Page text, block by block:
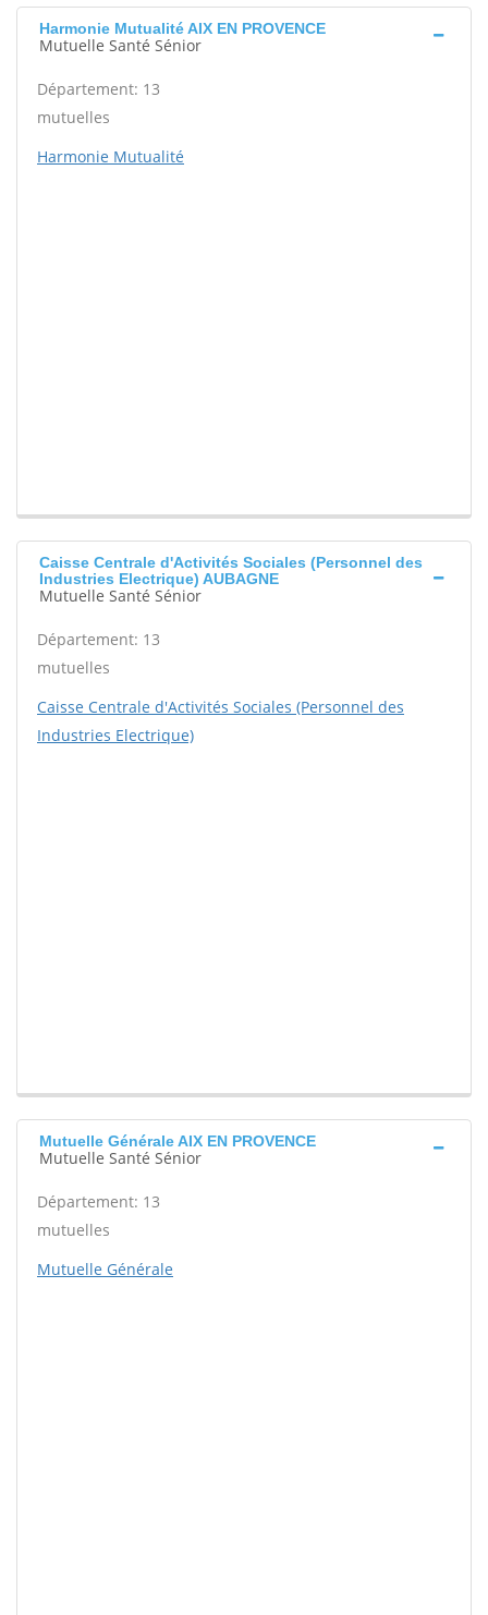
Harmonie Mutualité AIX EN PROVENCE
Mutuelle Santé Sénior
Département: 13
mutuelles
Harmonie Mutualité
Caisse Centrale d'Activités Sociales (Personnel des
Industries Electrique) AUBAGNE
Mutuelle Santé Sénior
Département: 13
mutuelles
Caisse Centrale d'Activités Sociales (Personnel des
Industries Electrique)
Mutuelle Générale AIX EN PROVENCE
Mutuelle Santé Sénior
Département: 13
mutuelles
Mutuelle Générale